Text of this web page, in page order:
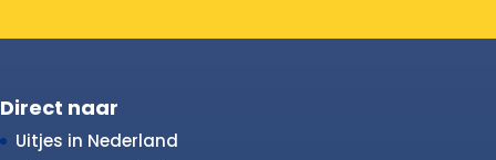
Direct naar
Uitjes in Nederland